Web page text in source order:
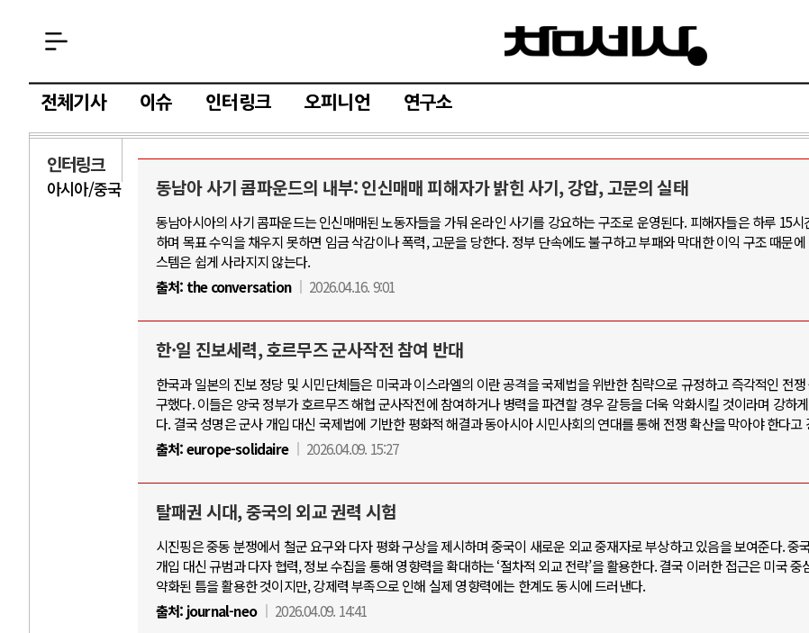
전체기사 이슈 인터링크 오피니언 연구소
인터링크
아시아/중국 동남아 사기 콤파운드의 내부: 인신매매 피해자가 밝힌 사기, 강압, 고문의 실태
동남아시아의 사기 콤파운드는 인신매매된 노동자들을 가둬 온라인 사기를 강요하는 구조로 운영된다. 피해자들은 하루 15시
하며 목표 수익을 채우지 못하면 임금 삭감이나 폭력, 고문을 당한다. 정부 단속에도 불구하고 부패와 막대한 이익 구조 때문
스템은 쉽게 사라지지 않는다.
출처: the conversation 2026.04.16. 9:01
한·일 진보세력, 호르무즈 군사작전 참여 반대
한국과 일본의 진보 정당 및 시민단체들은 미국과 이스라엘의 이란 공격을 국제법을 위반한 침략으로 규정하고 즉각적인 전
구했다. 이들은 양국 정부가 호르무즈 해협 군사작전에 참여하거나 병력을 파견할 경우 갈등을 더욱 악화시킬 것이라며 강하
다. 결국 성명은 군사 개입 대신 국제법에 기반한 평화적 해결과 동아시아 시민사회의 연대를 통해 전쟁 확산을 막아야 한다고
출처:europe-solidaire 2026.04.09. 15:27
탈패권 시대, 중국의 외교 권력 시험
시진핑은 중동 분쟁에서 철군 요구와 다자 평화 구상을 제시하며 중국이 새로운 외교 중재자로 부상하고 있음을 보여준다. 중
개입 대신 규범과 다자 협력, 정보 수집을 통해 영향력을 확대하는 ‘절차적 외교 전략’을 활용한다. 결국 이러한 접근은 미국 중
약화된 틈을 활용한 것이지만, 강제력 부족으로 인해 실제 영향력에는 한계도 동시에 드러낸다.
출처: journal-neo 2026.04.09. 14:41
AI와 인간
중국 AI, 저가 공세로 글로벌 토큰 시..
AI 국부펀드 구상 놓고 미국 진보진영 ..
AI는 어떻게 미국 민주주의를 잠식하고 ..
러시아-우크라이나 전쟁
전쟁의 추상화: 우크라이나, 대리전